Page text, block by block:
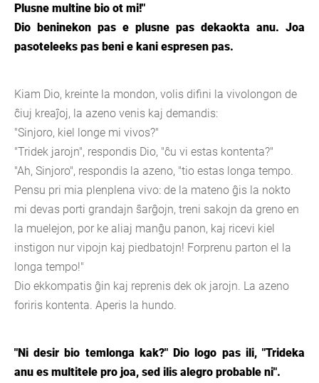
Plusne multine bio ot mi!"
Dio beninekon pas e plusne pas dekaokta anu. Joa
pasoteleeks pas beni e kani espresen pas.
Kiam Dio, kreinte la mondon, volis difini la vivolongon de
ĉiuj kreaĵoj, la azeno venis kaj demandis:
"Sinjoro, kiel longe mi vivos?"
"Tridek jarojn", respondis Dio, "ĉu vi estas kontenta?"
"Ah, Sinjoro", respondis la azeno, "tio estas longa tempo.
Pensu pri mia plenplena vivo: de la mateno ĝis la nokto
mi devas porti grandajn ŝarĝojn, treni sakojn da greno en
la muelejon, por ke aliaj manĝu panon, kaj ricevi kiel
instigon nur vipojn kaj piedbatojn! Forprenu parton el la
longa tempo!"
Dio ekkompatis ĝin kaj reprenis dek ok jarojn. La azeno
foriris kontenta. Aperis la hundo.
"Ni desir bio temlonga kak?" Dio logo pas ili, "Trideka
anu es multitele pro joa, sed ilis alegro probable ni".